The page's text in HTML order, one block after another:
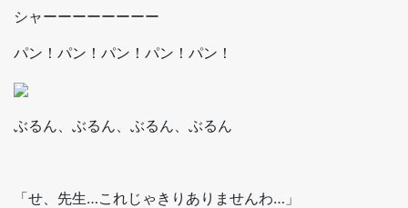
シャーーーーーーーー
パン！パン！パン！パン！パン！
ぶるん、ぶるん、ぶるん、ぶるん
「せ、先生…これじゃきりありませんわ…」